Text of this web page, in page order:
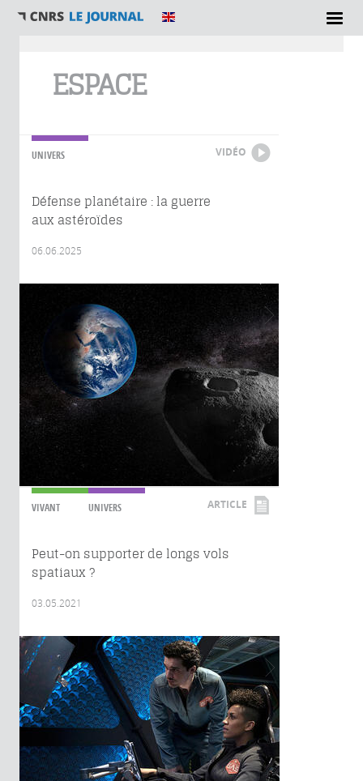
ESPACE
UNIVERS VIDÉO
Défense planétaire : la guerre
aux astéroïdes
06.06.2025
VIVANT UNIVERS ARTICLE
Peut-on supporter de longs vols
spatiaux ?
03.05.2021